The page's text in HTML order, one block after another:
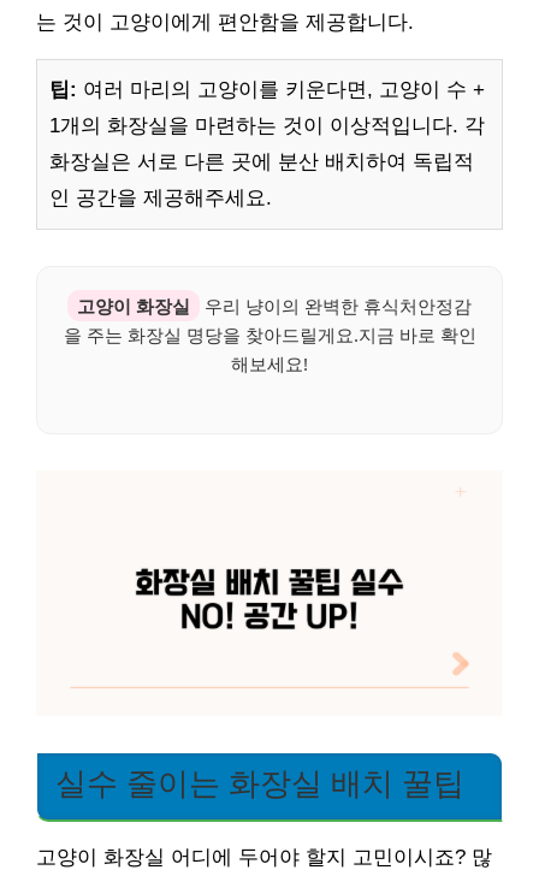
는 것이 고양이에게 편안함을 제공합니다.
팁: 여러 마리의 고양이를 키운다면, 고양이 수 +
1개의 화장실을 마련하는 것이 이상적입니다. 각
화장실은 서로 다른 곳에 분산 배치하여 독립적
인 공간을 제공해주세요.
고양이 화장실
우리 냥이의 완벽한 휴식처안정감
을 주는 화장실 명당을 찾아드릴게요.지금 바로 확인
해보세요!
실수 줄이는 화장실 배치 꿀팁
고양이 화장실 어디에 두어야 할지 고민이시죠? 많